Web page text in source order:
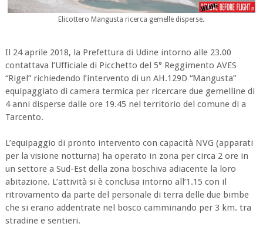
Elicottero Mangusta ricerca gemelle disperse.
Il 24 aprile 2018, la Prefettura di Udine intorno alle 23.00
contattava l’Ufficiale di Picchetto del 5° Reggimento AVES
“Rigel” richiedendo l’intervento di un AH.129D “Mangusta”
equipaggiato di camera termica per ricercare due gemelline di
4 anni disperse dalle ore 19.45 nel territorio del comune di a
Tarcento.
L’equipaggio di pronto intervento con capacità NVG (apparati
per la visione notturna) ha operato in zona per circa 2 ore in
un settore a Sud-Est della zona boschiva adiacente la loro
abitazione. L’attività si è conclusa intorno all’1.15 con il
ritrovamento da parte del personale di terra delle due bimbe
che si erano addentrate nel bosco camminando per 3 km. tra
stradine e sentieri.